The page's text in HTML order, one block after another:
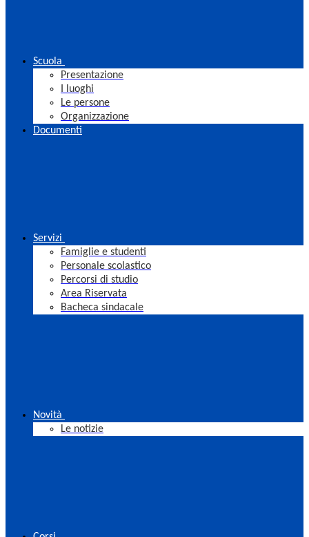
Scuola
Presentazione
I luoghi
Le persone
Organizzazione
Documenti
Servizi
Famiglie e studenti
Personale scolastico
Percorsi di studio
Area Riservata
Bacheca sindacale
Novità
Le notizie